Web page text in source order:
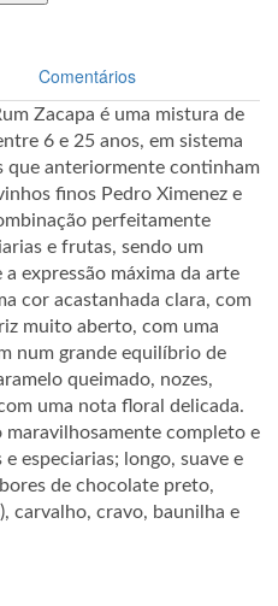
Comentários
Zacapa é uma mistura de
6 e 25 anos, em sistema
que anteriormente continham
finos Pedro Ximenez e
perfeitamente
e frutas, sendo um
a expressão máxima da arte
cor acastanhada clara, com
muito aberto, com uma
num grande equilíbrio de
queimado, nozes,
uma nota floral delicada.
completo e
especiarias; longo, suave e
de chocolate preto,
carvalho, cravo, baunilha e